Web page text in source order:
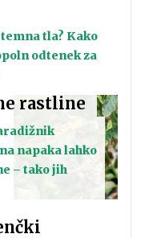
tla? Kako
odtenek za
rastline
napaka lahko
– tako jih